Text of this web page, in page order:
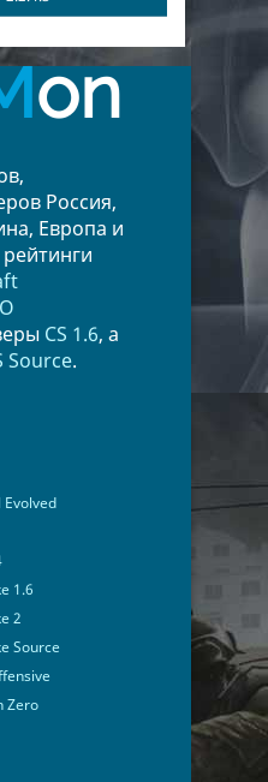
on
Россия,
Европа и
CS 1.6, а
Source.
1.6
2
Source
Zero